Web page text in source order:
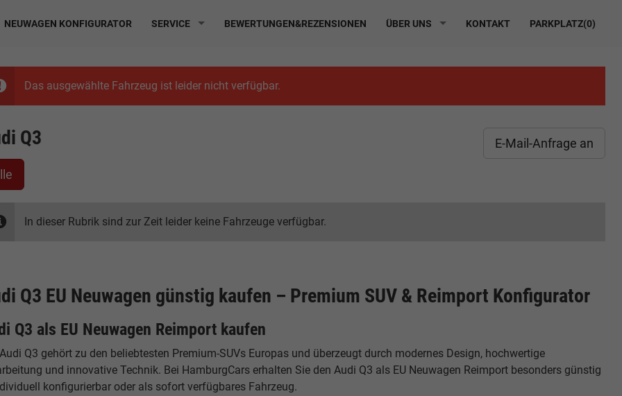
NEUWAGEN KONFIGURATOR SERVICE BEWERTUNGEN&REZENSIONEN ÜBER UNS KONTAKT PARKPLATZ(0)
Das ausgewählte Fahrzeug ist leider nicht verfügbar.
E-Mail-Anfrage an
Q3
In dieser Rubrik sind zur Zeit leider keine Fahrzeuge verfügbar.
Q3 EU Neuwagen günstig kaufen – Premium SUV & Reimport Konfigurator
Q3 als EU Neuwagen Reimport kaufen
Q3 gehört zu den beliebtesten Premium-SUVs Europas und überzeugt durch modernes Design, hochwertige
und innovative Technik. Bei HamburgCars erhalten Sie den Audi Q3 als EU Neuwagen Reimport besonders günstig
konfigurierbar oder als sofort verfügbares Fahrzeug.